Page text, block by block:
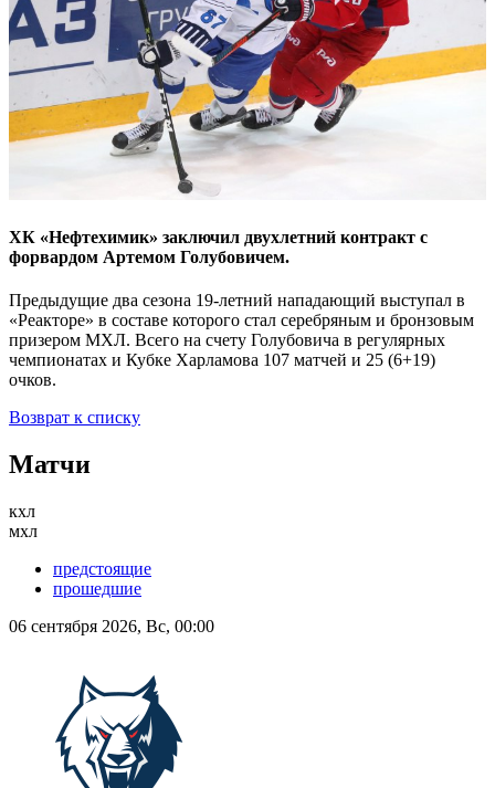
ХК «Нефтехимик» заключил двухлетний контракт с
форвардом Артемом Голубовичем.
Предыдущие два сезона 19-летний нападающий выступал в
«Реакторе» в составе которого стал серебряным и бронзовым
призером МХЛ. Всего на счету Голубовича в регулярных
чемпионатах и Кубке Харламова 107 матчей и 25 (6+19)
очков.
Возврат к списку
Матчи
кхл
мхл
предстоящие
прошедшие
06 сентября 2026, Вс, 00:00